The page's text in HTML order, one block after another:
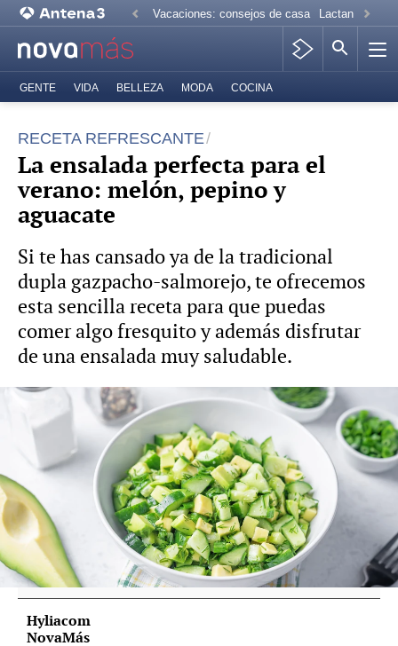
Vacaciones: consejos de casa Lactancia
GENTE VIDA BELLEZA MODA COCINA
RECETA REFRESCANTE
La ensalada perfecta para el
verano: melón, pepino y
aguacate
Si te has cansado ya de la tradicional
dupla gazpacho-salmorejo, te ofrecemos
esta sencilla receta para que puedas
comer algo fresquito y además disfrutar
de una ensalada muy saludable.
Foto: iStock / Vídeo: Hyliacom
La ensalada de verano de Anna Ferrer
Padilla: burrata, aguacate y tomates
confitados
Hyliacom
NovaMás